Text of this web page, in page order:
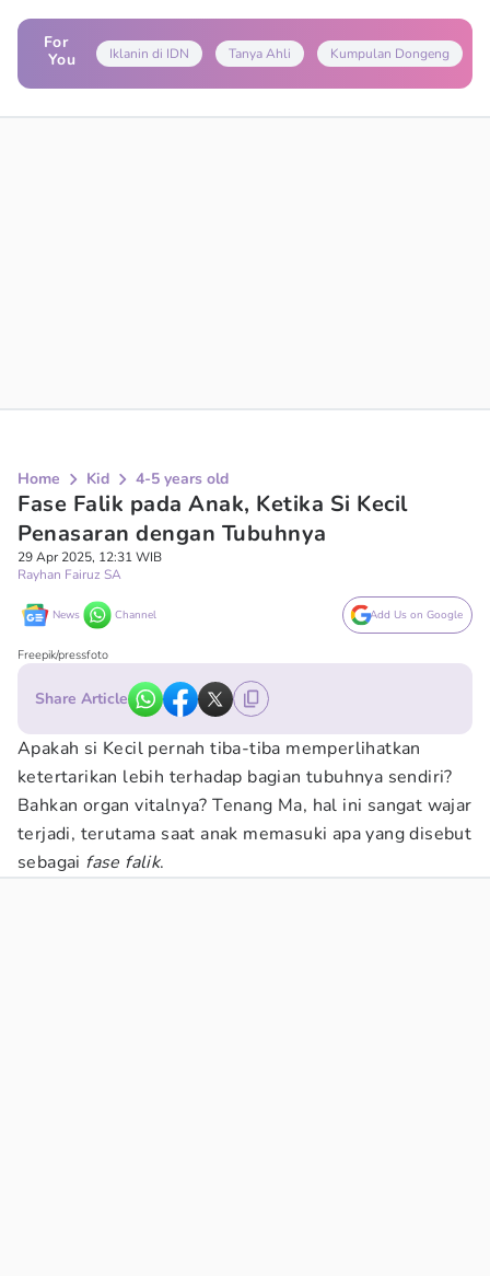
For
You
Iklanin di IDN Tanya Ahli Kumpulan Dongeng
Home Kid 4-5 years old
Fase Falik pada Anak, Ketika Si Kecil
Penasaran dengan Tubuhnya
29 Apr 2025, 12:31 WIB
Rayhan Fairuz SA
News Channel Add Us on Google
Freepik/pressfoto
Share Article
Apakah si Kecil pernah tiba-tiba memperlihatkan
ketertarikan lebih terhadap bagian tubuhnya sendiri?
Bahkan organ vitalnya? Tenang Ma, hal ini sangat wajar
terjadi, terutama saat anak memasuki apa yang disebut
sebagai fase falik.